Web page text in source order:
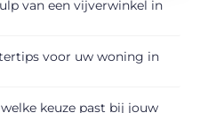
van een vijverwinkel in
voor uw woning in
keuze past bij jouw